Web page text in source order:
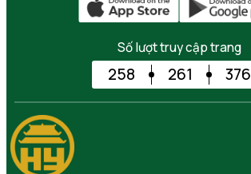
Số lượt truy cập trang
258 261 376